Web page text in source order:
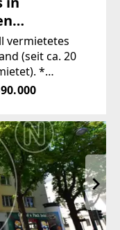
vermietetes
20
*
modern